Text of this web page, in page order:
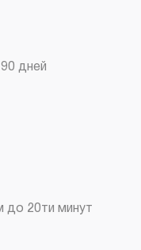
дней
до 20ти минут